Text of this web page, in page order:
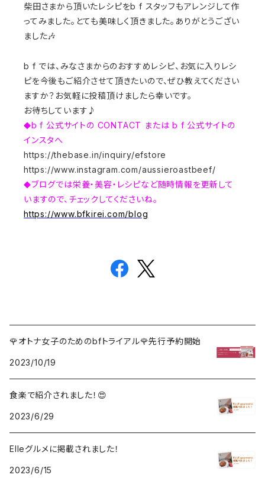
柴田さまから頂いたレシピをb f スタッフもアレンジして作
ってみました。とても美味しく頂きました。ありがとうござい
ました🎶
b f では、みなさまからのおすすめレシピ、お気に入りレシ
ピを今後もご紹介させて頂きたいので、ぜひ教えてください
ますか？お気軽に投稿頂けましたら幸いです。
お待ちしています♪
◆b f 公式サイトの CONTACT または b f 公式サイトの
インスタへ
https://thebase.in/inquiry/efstore
https://www.instagram.com/aussieroastbeef/
◆ブログでは栄養・美容・レシピなど随時情報を更新して
いますので、チェックしてくださいね。
https://www.bfkirei.com/blog
🌹オトナ女子のためのbfトライアル🌹先行予約開始
2023/10/19
食楽で紹介されました！😍
2023/6/29
Elleグルメに掲載されました！
2023/6/15